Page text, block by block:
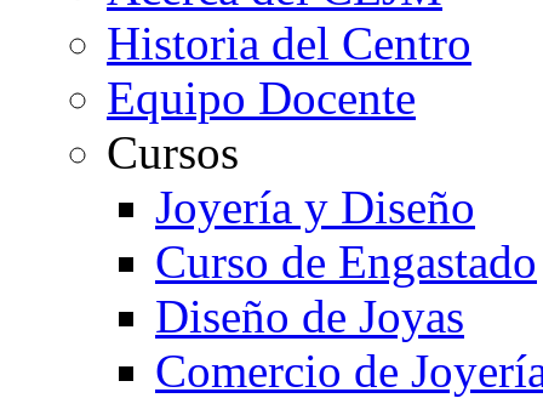
Historia del Centro
Equipo Docente
Cursos
Joyería y Diseño
Curso de Engastado
Diseño de Joyas
Comercio de